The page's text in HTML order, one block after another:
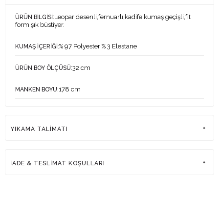
ÜRÜN BİLGİSİ:Leopar desenli,fernuarlı,kadife kumaş geçişli,fit
form şık büstiyer.
KUMAŞ İÇERİĞİ:% 97 Polyester % 3 Elestane
ÜRÜN BOY ÖLÇÜSÜ:32 cm
MANKEN BOYU:178 cm
MANKEN ÜZERİNDEKİ ÜRÜN BEDENİ
YIKAMA TALİMATI
İADE & TESLİMAT KOŞULLARI